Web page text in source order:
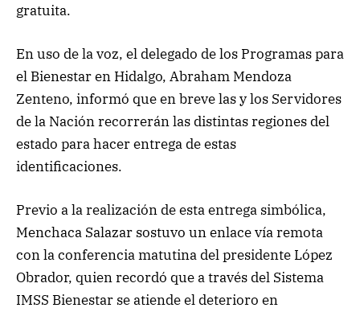
gratuita.
En uso de la voz, el delegado de los Programas para
el Bienestar en Hidalgo, Abraham Mendoza
Zenteno, informó que en breve las y los Servidores
de la Nación recorrerán las distintas regiones del
estado para hacer entrega de estas
identificaciones.
Previo a la realización de esta entrega simbólica,
Menchaca Salazar sostuvo un enlace vía remota
con la conferencia matutina del presidente López
Obrador, quien recordó que a través del Sistema
IMSS Bienestar se atiende el deterioro en